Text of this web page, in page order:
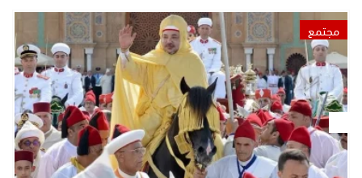
مجتمع